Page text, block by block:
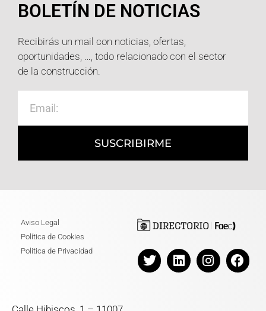
BOLETÍN DE NOTICIAS
Recibirás un mail con noticias, ofertas,
oportunidades, …, todo relacionado con el sector
de la construcción.
SUSCRIBIRME
Aviso Legal
Política de Cookies
Politica de Privacidad